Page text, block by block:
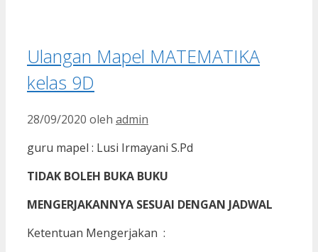
Ulangan Mapel MATEMATIKA
kelas 9D
28/09/2020 oleh admin
guru mapel : Lusi Irmayani S.Pd
TIDAK BOLEH BUKA BUKU
MENGERJAKANNYA SESUAI DENGAN JADWAL
Ketentuan Mengerjakan :